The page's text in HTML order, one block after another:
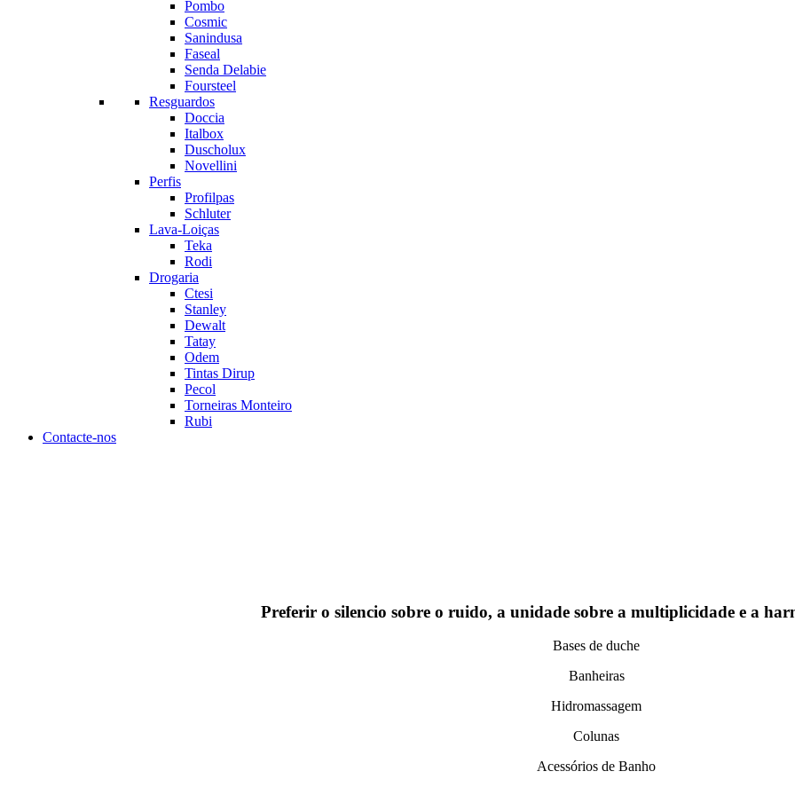
Pombo
Cosmic
Sanindusa
Faseal
Senda Delabie
Foursteel
Resguardos
Doccia
Italbox
Duscholux
Novellini
Perfis
Profilpas
Schluter
Lava-Loiças
Teka
Rodi
Drogaria
Ctesi
Stanley
Dewalt
Tatay
Odem
Tintas Dirup
Pecol
Torneiras Monteiro
Rubi
Contacte-nos
Preferir o silencio sobre o ruido, a unidade sobre a multiplicidade e a
Bases de duche
Banheiras
Hidromassagem
Colunas
Acessórios de Banho